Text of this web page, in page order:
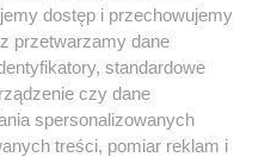
/ 0
dostęp i przechowujemy
przetwarzamy dane
standardowe
czy dane
spersonalizowanych
treści, pomiar reklam i